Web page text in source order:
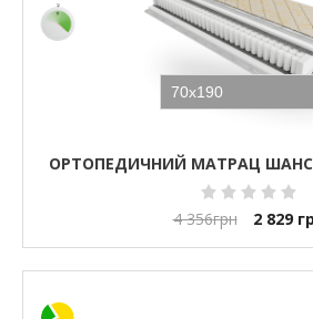
ОРТОПЕДИЧНИЙ МАТРАЦ
4 356грн 2 829